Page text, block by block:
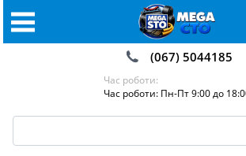
(067) 5044185
Час роботи:
Час роботи: Пн-Пт 9:00 до